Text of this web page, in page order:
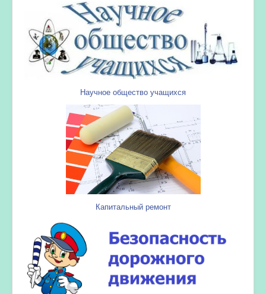
Научное общество учащихся
Капитальный ремонт